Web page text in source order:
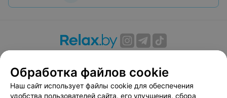
Вакансии
Публичный договор
Способы оплаты
Публичный договор по использованию сервиса
«Афиша»
Обработка файлов cookie
Наш сайт использует файлы cookie для обеспечения
удобства пользователей сайта, его улучшения, сбора